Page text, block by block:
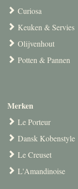
Curiosa
Keuken & Servies
Olijvenhout
Potten & Pannen
Merken
Le Porteur
Dansk Kobenstyle
Le Creuset
L'Amandinoise